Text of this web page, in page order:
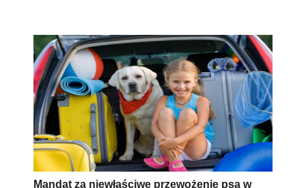
Mandat za niewłaściwe przewożenie psa w